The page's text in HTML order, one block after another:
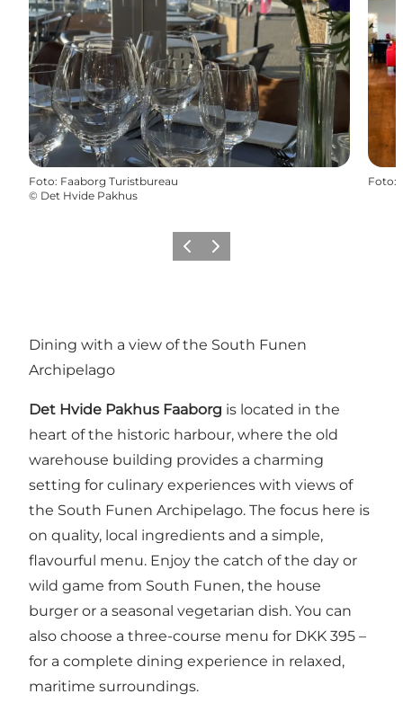
Foto: Faaborg Turistbureau
© Det Hvide Pakhus
Foto:
Vorige Volgende
Dining with a view of the South Funen
Archipelago
Det Hvide Pakhus Faaborg is located in the
heart of the historic harbour, where the old
warehouse building provides a charming
setting for culinary experiences with views of
the South Funen Archipelago. The focus here is
on quality, local ingredients and a simple,
flavourful menu. Enjoy the catch of the day or
wild game from South Funen, the house
burger or a seasonal vegetarian dish. You can
also choose a three-course menu for DKK 395 –
for a complete dining experience in relaxed,
maritime surroundings.